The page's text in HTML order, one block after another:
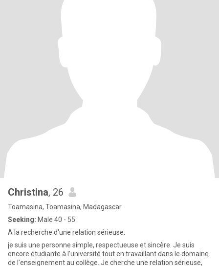
Christina, 26
Toamasina, Toamasina, Madagascar
Seeking: Male 40 - 55
A la recherche d'une relation sérieuse.
je suis une personne simple, respectueuse et sincère. Je suis
encore étudiante à l’université tout en travaillant dans le domaine
de l’enseignement au collège. Je cherche une relation sérieuse,